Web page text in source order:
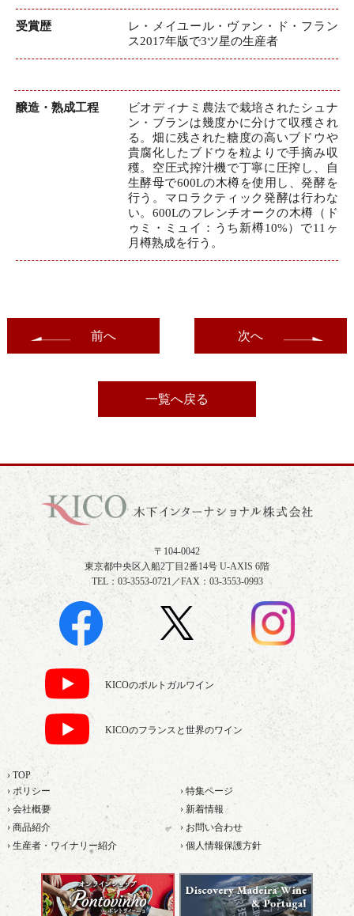
受賞歴
レ・メイユール・ヴァン・ド・フラン
ス2017年版で3ツ星の生産者
醸造・熟成工程
ビオディナミ農法で栽培されたシュナ
ン・ブランは幾度かに分けて収穫され
る。畑に残された糖度の高いブドウや
貴腐化したブドウを粒よりで手摘み収
穫。空圧式搾汁機で丁寧に圧搾し、自
生酵母で600Lの木樽を使用し、発酵を
行う。マロラクティック発酵は行わな
い。600Lのフレンチオークの木樽（ド
ゥミ・ミュイ：うち新樽10%）で11ヶ
月樽熟成を行う。
前へ
一覧へ戻る
次へ
〒104-0042
東京都中央区入船2丁目2番14号 U-AXIS 6階
TEL：03-3553-0721／FAX：03-3553-0993
KICOのポルトガルワイン
KICOのフランスと世界のワイン
› TOP
› ポリシー
› 特集ページ
› 会社概要
› 新着情報
› 商品紹介
› お問い合わせ
› 生産者・ワイナリー紹介
› 個人情報保護方針